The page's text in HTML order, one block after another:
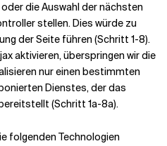
die Auswahl der nächsten
stellen. Dies würde zu
der Seite führen (Schritt 1-8).
aktivieren, überspringen wir die
nur einen bestimmten
Dienstes, der das
(Schritt 1a-8a).
folgenden Technologien